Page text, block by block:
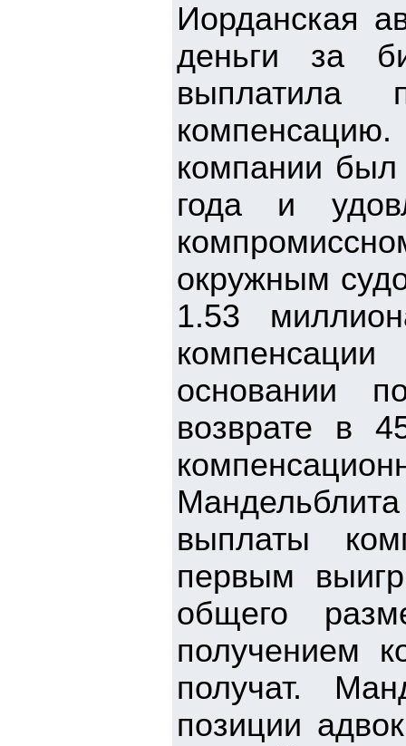
Иорданская
деньги за
выплатила
компании был
года и
окружным
1.53
основании
возврате в
выплаты
первым
общего
получением
получат.
позиции